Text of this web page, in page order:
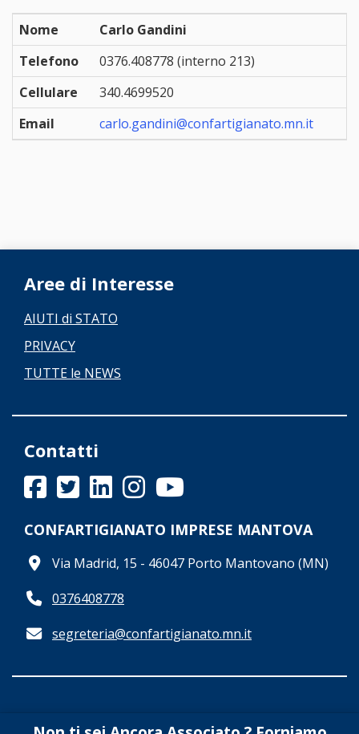
Nome
Carlo Gandini
Telefono
0376.408778 (interno 213)
Cellulare
340.4699520
Email
carlo.gandini@confartigianato.mn.it
Aree di Interesse
AIUTI di STATO
PRIVACY
TUTTE le NEWS
Contatti
CONFARTIGIANATO IMPRESE MANTOVA
Via Madrid, 15 - 46047 Porto Mantovano (MN)
0376408778
segreteria@confartigianato.mn.it